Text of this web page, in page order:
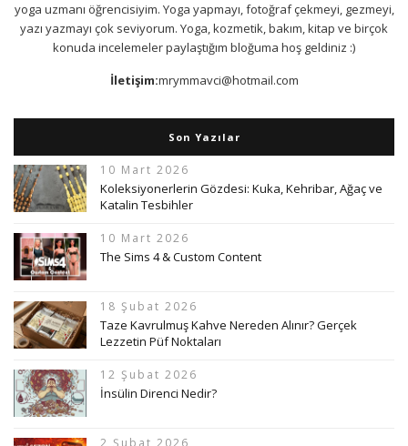
yoga uzmanı öğrencisiyim. Yoga yapmayı, fotoğraf çekmeyi, gezmeyi,
yazı yazmayı çok seviyorum. Yoga, kozmetik, bakım, kitap ve birçok
konuda incelemeler paylaştığım bloğuma hoş geldiniz :)
İletişim:mrymmavci@hotmail.com
Son Yazılar
10 Mart 2026
Koleksiyonerlerin Gözdesi: Kuka, Kehribar, Ağaç ve
Katalin Tesbihler
10 Mart 2026
The Sims 4 & Custom Content
18 Şubat 2026
Taze Kavrulmuş Kahve Nereden Alınır? Gerçek
Lezzetin Püf Noktaları
12 Şubat 2026
İnsülin Direnci Nedir?